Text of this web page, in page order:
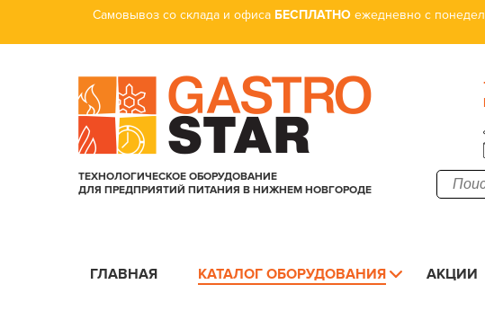
Самовывоз со склада и офиса БЕСПЛАТНО ежедневно с
ТЕХНОЛОГИЧЕСКОЕ ОБОРУДОВАНИЕ
ДЛЯ ПРЕДПРИЯТИЙ ПИТАНИЯ В НИЖНЕМ НОВГОРОДЕ
ГЛАВНАЯ КАТАЛОГ ОБОРУДОВАНИЯ АКЦИИ